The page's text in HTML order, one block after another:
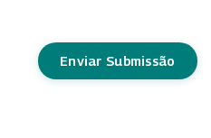
Enviar Submissão